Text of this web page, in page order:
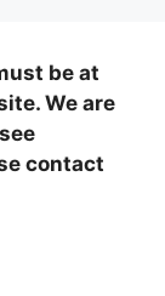
be at
We are
contact